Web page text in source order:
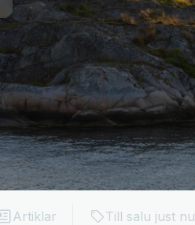
Artiklar Till salu just nu